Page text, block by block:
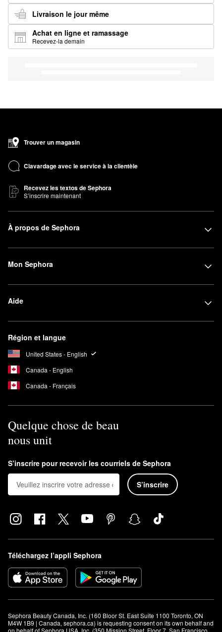
Livraison le jour même
Achat en ligne et ramassage
Recevez-la demain
Trouver un magasin
Clavardage avec le service à la clientèle
Recevez les textos de Sephora
S’inscrire maintenant
À propos de Sephora
Mon Sephora
Aide
Région et langue
United States - English
Canada - English
Canada - Français
Quelque chose de beau
nous unit
S’inscrire pour recevoir les courriels de Sephora
S’inscrire
Téléchargez l’appli Sephora
Sephora Beauty Canada, Inc. (160 Bloor St. East Suite 1100 Toronto, ON
M4W 1B9 | Canada, sephora.ca) is requesting consent on its own behalf and
on behalf of Sephora USA, Inc. (350 Mission Street, Floor 7, San Francisco,